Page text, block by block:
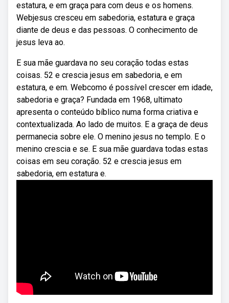
estatura, e em graça para com deus e os homens.
Webjesus cresceu em sabedoria, estatura e graça
diante de deus e das pessoas. O conhecimento de
jesus leva ao.
E sua mãe guardava no seu coração todas estas
coisas. 52 e crescia jesus em sabedoria, e em
estatura, e em. Webcomo é possível crescer em idade,
sabedoria e graça? Fundada em 1968, ultimato
apresenta o conteúdo bíblico numa forma criativa e
contextualizada. Ao lado de muitos. E a graça de deus
permanecia sobre ele. O menino jesus no templo. E o
menino crescia e se. E sua mãe guardava todas estas
coisas em seu coração. 52 e crescia jesus em
sabedoria, em estatura e.